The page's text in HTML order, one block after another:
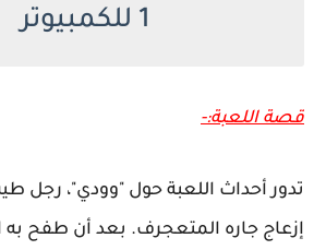
1 للكمبيوتر
قصة اللعبة:-
تدور أحداث اللعبة حول "وودي"، رجل
إزعاج جاره المتعجرف. بعد أن طفح به